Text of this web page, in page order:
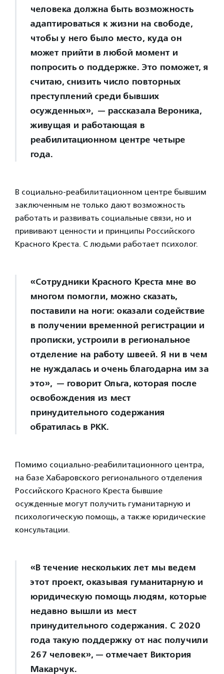
человека должна быть возможность
адаптироваться к жизни на свободе,
чтобы у него было место, куда он
может прийти в любой момент и
попросить о поддержке. Это поможет, я
считаю, снизить число повторных
преступлений среди бывших
осужденных», — рассказала Вероника,
живущая и работающая в
реабилитационном центре четыре
года.
В социально-реабилитационном центре бывшим
заключенным не только дают возможность
работать и развивать социальные связи, но и
прививают ценности и принципы Российского
Красного Креста. С людьми работает психолог.
«Сотрудники Красного Креста мне во
многом помогли, можно сказать,
поставили на ноги: оказали содействие
в получении временной регистрации и
прописки, устроили в региональное
отделение на работу швеей. Я ни в чем
не нуждалась и очень благодарна им за
это», — говорит Ольга, которая после
освобождения из мест
принудительного содержания
обратилась в РКК.
Помимо социально-реабилитационного центра,
на базе Хабаровского регионального отделения
Российского Красного Креста бывшие
осужденные могут получить гуманитарную и
психологическую помощь, а также юридические
консультации.
«В течение нескольких лет мы ведем
этот проект, оказывая гуманитарную и
юридическую помощь людям, которые
недавно вышли из мест
принудительного содержания. С 2020
года такую поддержку от нас получили
267 человек», — отмечает Виктория
Макарчук.